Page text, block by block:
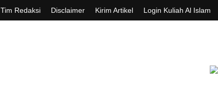
Tim Redaksi Disclaimer Kirim Artikel Login Kuliah Al Islam